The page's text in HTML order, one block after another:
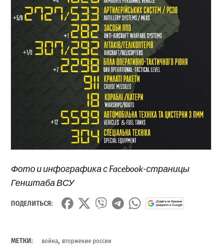
Фото и инфографика с Facebook-страницы
Генштаба ВСУ
ПОДЕЛИТЬСЯ:
МЕТКИ: война, вторжение россии